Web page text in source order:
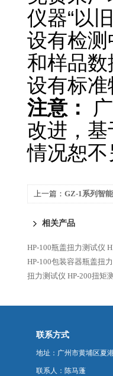
仪器“以
设有检
和样品
设有标
注意：
改进，
情况恕
上一篇： GZ-1系列智
相关产品
HP-100瓶盖扭力测试仪
HP-100包装容器瓶盖扭
扭力测试仪 HP-200扭矩
联系方式
地址：广州市黄埔区夏
联系人：陈马蓬